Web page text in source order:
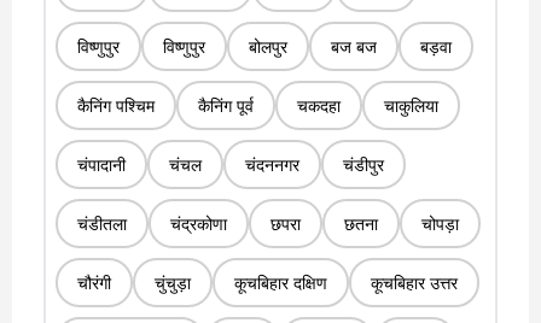
विष्णुपुर विष्णुपुर बोलपुर बज बज बड़वा
कैनिंग पश्चिम कैनिंग पूर्व चकदहा चाकुलिया
चंपादानी चंचल चंदननगर चंडीपुर
चंडीतला चंद्रकोणा छपरा छतना चोपड़ा
चौरंगी चुंचुड़ा कूचबिहार दक्षिण कूचबिहार उत्तर